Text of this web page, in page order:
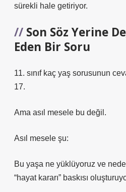
sürekli hale getiriyor.
Son Söz Yerine
Eden Bir Soru
11. sınıf kaç yaş sorusunun
17.
Ama asıl mesele bu değil.
Asıl mesele şu:
Bu yaşa ne yüklüyoruz ve
“hayat kararı” baskısı